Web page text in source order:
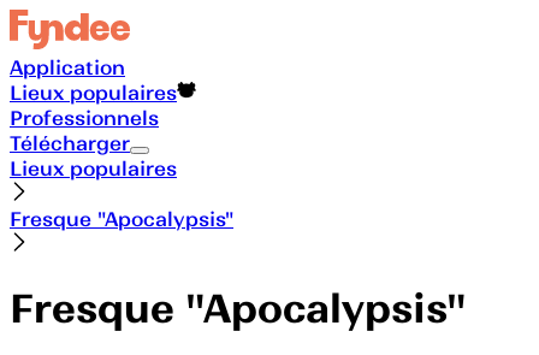
Application
Lieux populaires
Professionnels
Télécharger
Lieux populaires
Fresque "Apocalypsis"
Fresque "Apocalypsis"